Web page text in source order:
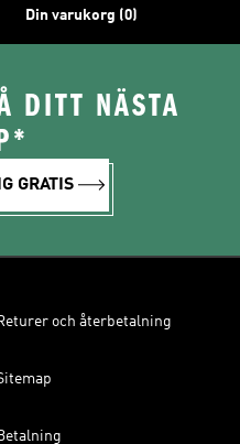
Din varukorg (0)
DITT NÄSTA
GRATIS
och återbetalning